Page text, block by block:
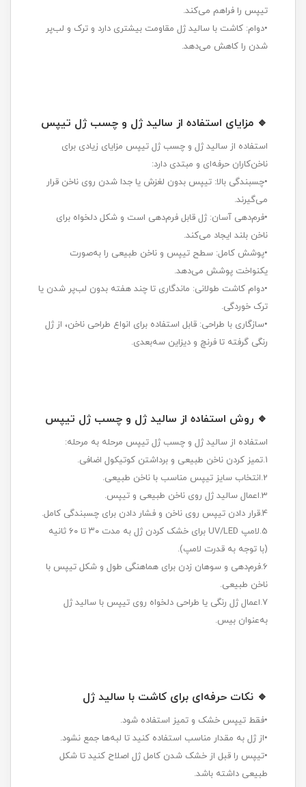
تیپس را فراهم می‌کند.
•دوام: کاشت با سالید ژل مقاومت بیشتری دارد و ترک و لب‌پر
شدن را کاهش می‌دهد.
🔹 مزایای استفاده از سالید ژل و چسب ژل تیپس
استفاده از سالید ژل و چسب ژل تیپس مزایای زیادی برای
ناخن‌کاران حرفه‌ای و مبتدی دارد:
•چسبندگی بالا: تیپس بدون لغزش یا جدا شدن روی ناخن قرار
می‌گیرند.
•فرم‌دهی آسان: ژل قابل فرم‌دهی است و شکل دلخواه برای
ناخن بلند ایجاد می‌کند.
•پوشش کامل: سطح تیپس و ناخن طبیعی را به‌صورت
یکنواخت پوشش می‌دهد.
•دوام کاشت طولانی: ماندگاری تا چند هفته بدون لب‌پر شدن یا
ترک خوردگی.
•سازگاری با طراحی: قابل استفاده برای انواع طراحی ناخن، از ژل
رنگی گرفته تا فرنچ و دیزاین سه‌بعدی.
🔹 روش استفاده از سالید ژل و چسب ژل تیپس
استفاده از سالید ژل و چسب ژل تیپس مرحله به مرحله:
1.تمیز کردن ناخن طبیعی و برداشتن کوتیکول اضافی.
2.انتخاب سایز تیپس مناسب با ناخن طبیعی.
3.اعمال سالید ژل روی ناخن طبیعی و تیپس.
4.قرار دادن تیپس روی ناخن و فشار دادن برای چسبندگی کامل.
5.لامپ UV/LED برای خشک کردن ژل به مدت ۳۰ تا ۶۰ ثانیه
(با توجه به قدرت لامپ).
6.فرم‌دهی و سوهان زدن برای هماهنگی طول و شکل تیپس با
ناخن طبیعی.
7.اعمال ژل رنگی یا طراحی دلخواه روی تیپس با سالید ژل
به‌عنوان بیس.
🔹 نکات حرفه‌ای برای کاشت با سالید ژل
•فقط تیپس خشک و تمیز استفاده شود.
•از ژل به مقدار مناسب استفاده کنید تا لبه‌ها جمع نشود.
•تیپس را قبل از خشک شدن کامل ژل اصلاح کنید تا شکل
طبیعی داشته باشد.